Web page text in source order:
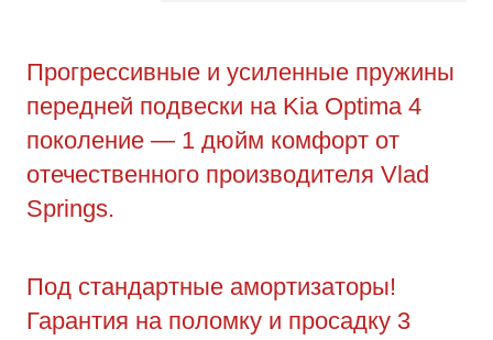
Прогрессивные и усиленные пружины
передней подвески на Kia Optima 4
поколение — 1 дюйм комфорт от
отечественного производителя Vlad
Springs.
Под стандартные амортизаторы!
Гарантия на поломку и просадку 3